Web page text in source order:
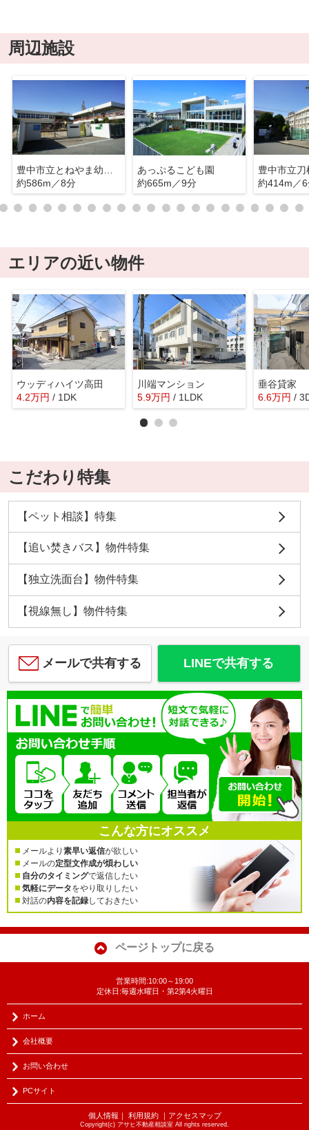
周辺施設
約586m／8分
あっぷるこども園
約665m／9分
豊中市立
約414m／
エリアの近い物件
ウッディハイツ高田
4.2万円 / 1DK
川端マンション
5.9万円 / 1LDK
垂谷貸家
6.6万円 /
こだわり特集
【ペット相談】特集
【追い焚きバス】物件特集
【独立洗面台】物件特集
【視線無し】物件特集
メールで共有する LINEで共有する
こんな方にオススメ
メールより 素早い返信が欲しい
メールの定型文作成が煩わしい
自分のタイミングで返信したい
気軽にデータをやり取りしたい
対話の内容を記録しておきたい
ページトップに戻る
営業時間:10:00～19:00
定休日:毎週水曜日・第2第4火曜日
ホーム
会社概要
お問い合わせ
PCサイト
個人情報 ｜ 利用規約｜ アクセスマップ
Copyright(c) アサヒ不動産相談室 All rights reserved.